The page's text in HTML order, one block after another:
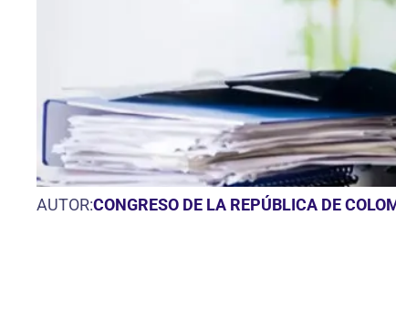
AUTOR:CONGRESO DE LA REPÚBLICA DE